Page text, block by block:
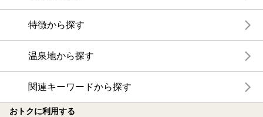
特徴から探す
温泉地から探す
関連キーワードから探す
おトクに利用する